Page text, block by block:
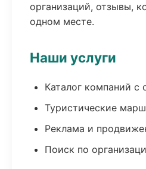
организаций, отзывы,
одном месте.
Наши услуги
Каталог компаний с
Туристические
Реклама и
Поиск по